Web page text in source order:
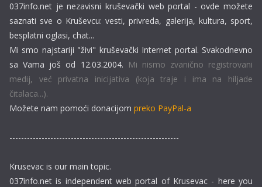
037info.net je nezavisni kruševački web portal - ovde možete
saznati sve o Kruševcu: vesti, privreda, galerija, kultura, sport,
besplatni oglasi, chat...
Mi smo najstariji "živi" kruševački Internet portal. Svakodnevno
sa Vama još od 12.03.2004. Mi nismo zvanično registrovani
medij, već privatna inicijativa (koja traje i ima na hiljade
čitalaca...).
Možete nam pomoći donacijom preko PayPal-a
----------------------------------------------------------
Krusevac is our main topic.
037info.net is independent web portal of Krusevac - here you